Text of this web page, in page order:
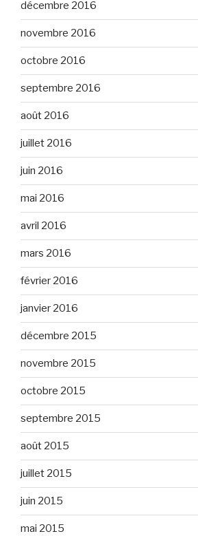
décembre 2016
novembre 2016
octobre 2016
septembre 2016
août 2016
juillet 2016
juin 2016
mai 2016
avril 2016
mars 2016
février 2016
janvier 2016
décembre 2015
novembre 2015
octobre 2015
septembre 2015
août 2015
juillet 2015
juin 2015
mai 2015